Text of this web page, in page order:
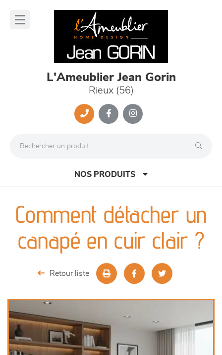
L'Ameublier Jean Gorin
Rieux (56)
NOS PRODUITS
canapés et fauteuils
séjours
meubles de complément
literie
Comment détacher un
canapé en cuir clair ?
Retour liste